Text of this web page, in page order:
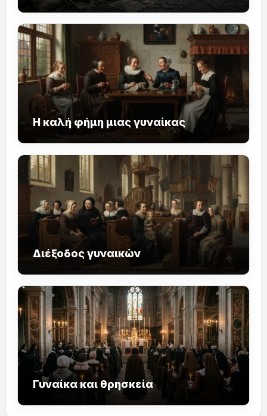
Η καλή φήμη μιας γυναίκας
Διέξοδος γυναικών
Γυναίκα και θρησκεία